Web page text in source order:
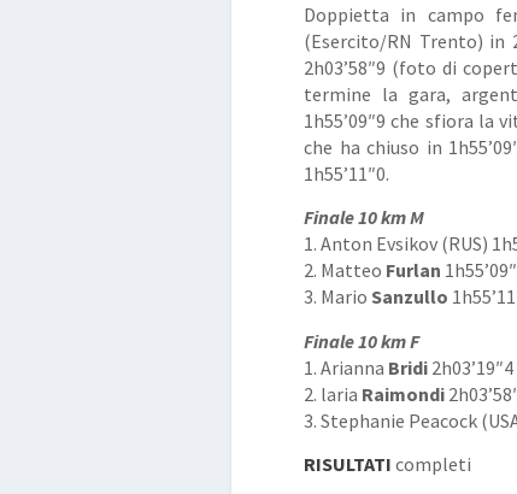
Doppietta in campo
(Esercito/RN Trento) in
2h03’58″9 (foto di
termine la gara,
1h55’09″9 che sfiora la
che ha chiuso in
1h55’11″0.
Finale 10 km M
1. Anton Evsikov (RUS)
2. Matteo Furlan
3. Mario Sanzullo
Finale 10 km F
1. Arianna Bridi 2h03’19″4
2. laria Raimondi
3. Stephanie Peacock
RISULTATI completi